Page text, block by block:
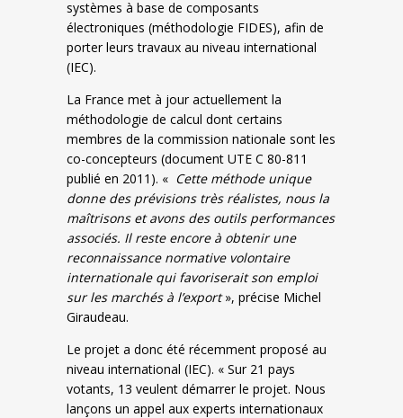
systèmes à base de composants
électroniques (méthodologie FIDES), afin de
porter leurs travaux au niveau international
(IEC).
La France met à jour actuellement la
méthodologie de calcul dont certains
membres de la commission nationale sont les
co-concepteurs (document UTE C 80-811
publié en 2011). « Cette méthode unique
donne des prévisions très réalistes, nous la
maîtrisons et avons des outils performances
associés. Il reste encore à obtenir une
reconnaissance normative volontaire
internationale qui favoriserait son emploi
sur les marchés à l’export», précise Michel
Giraudeau.
Le projet a donc été récemment proposé au
niveau international (IEC). « Sur 21 pays
votants, 13 veulent démarrer le projet. Nous
lançons un appel aux experts internationaux